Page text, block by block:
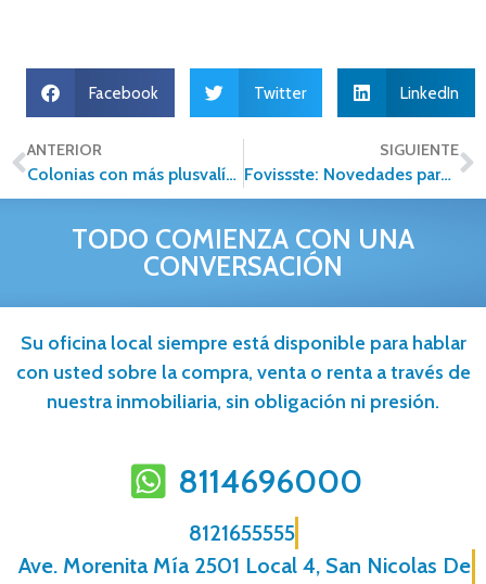
Facebook Twitter LinkedIn
ANTERIOR
Colonias con más plusvalía en la CDMX
SIGUIENTE
Fovissste: Novedades para 2020
TODO COMIENZA CON UNA
CONVERSACIÓN
Su oficina local siempre está disponible para hablar
con usted sobre la compra, venta o renta a través de
nuestra inmobiliaria, sin obligación ni presión.
8114696000
8121655555
Ave. Morenita Mí­a 2501 Local 4, San Nicolas De